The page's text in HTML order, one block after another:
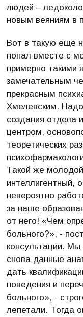
людей –
новым веяниям в
Вот в такую еще
попал вместе с
примерно такими
замечательным
прекрасным
Хмелевским.
создания отдела
центром,
теоретических
Такой же
интеллигентный,
невероятно
за наше
от него! «Чем
больного?», -
консультации. Мы
снова данные
дать
поведения и
больного», -
лепетали. Тогда